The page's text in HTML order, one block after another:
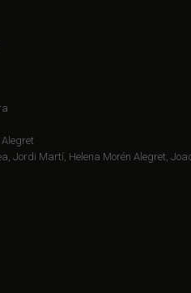
Jordi Martí, Helena Morén Alegret,